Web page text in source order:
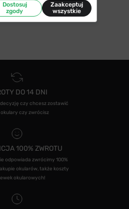
DO 14 DNI
decyzję czy chcesz zostawić
czy zwrócisz
100% ZWROTU
odpowiada zwrócimy 100%
okularów, także koszty
okularowych!
Dostosuj
zgody
Zaakceptuj
wszystkie